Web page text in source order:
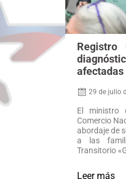
Registro
29 de julio
El ministro
Comercio
abordaje de
a las
Transitorio
Leer más